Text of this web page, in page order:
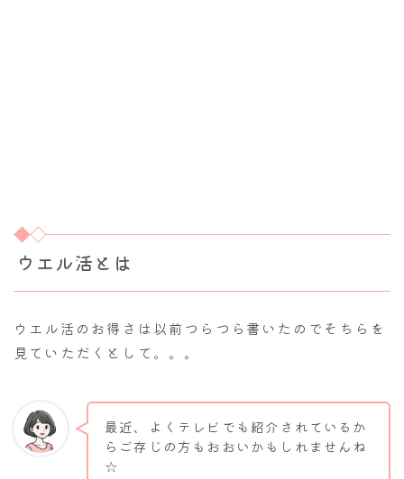
ウエル活とは
ウエル活のお得さは以前つらつら書いたのでそちらを
見ていただくとして。。。
最近、よくテレビでも紹介されているか
らご存じの方もおおいかもしれませんね
☆